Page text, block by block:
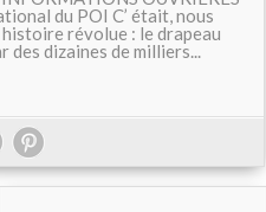
du POI C’ était, nous
histoire révolue : le drapeau
dizaines de milliers...